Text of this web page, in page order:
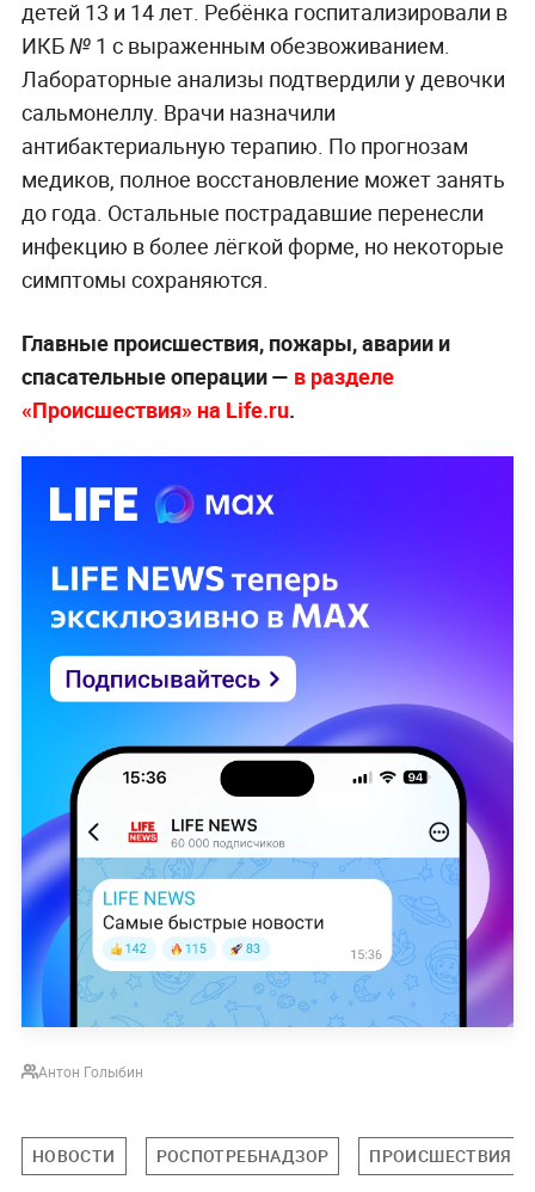
детей 13 и 14 лет. Ребёнка госпитализировали в
ИКБ № 1 с выраженным обезвоживанием.
Лабораторные анализы подтвердили у девочки
сальмонеллу. Врачи назначили
антибактериальную терапию. По прогнозам
медиков, полное восстановление может занять
до года. Остальные пострадавшие перенесли
инфекцию в более лёгкой форме, но некоторые
симптомы сохраняются.
Главные происшествия, пожары, аварии и
спасательные операции — в разделе
«Происшествия» на Life.ru.
Антон Голыбин
НОВОСТИ РОСПОТРЕБНАДЗОР ПРОИСШЕСТВИЯ